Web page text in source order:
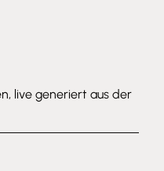
live generiert aus der